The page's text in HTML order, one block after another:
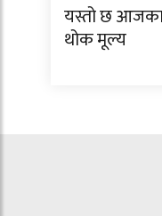
यस्तो छ
थोक मूल्य